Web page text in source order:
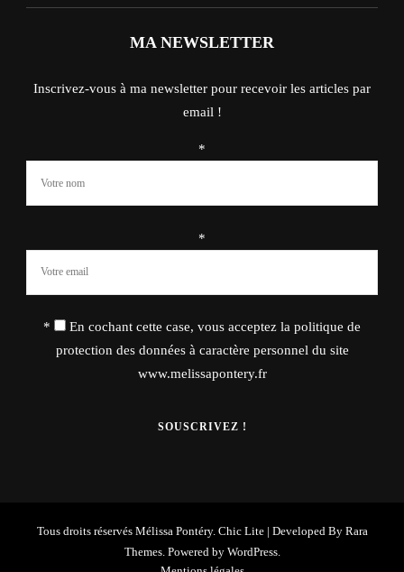
MA NEWSLETTER
Inscrivez-vous à ma newsletter pour recevoir les articles par
email !
*
*
*
En cochant cette case, vous acceptez la politique de
protection des données à caractère personnel du site
www.melissapontery.fr
Tous droits réservés Mélissa Pontéry. Chic Lite | Developed By Rara
Themes. Powered by WordPress.